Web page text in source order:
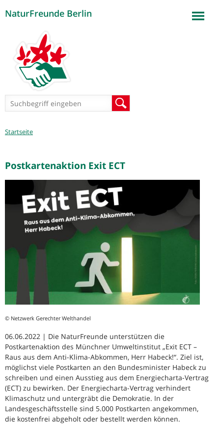
NaturFreunde Berlin
Suchformular
Sie
Startseite
Postkartenaktion Exit ECT
© Netzwerk Gerechter Welthandel
06.06.2022 | Die NaturFreunde unterstützen die
Postkartenaktion des Münchner Umweltinstitut „Exit ECT –
Raus aus dem Anti-Klima-Abkommen, Herr Habeck!“. Ziel ist,
möglichst viele Postkarten an den Bundesminister Habeck zu
schreiben und einen Ausstieg aus dem Energiecharta-Vertrag
(ECT) zu bewirken. Der Energiecharta-Vertrag verhindert
Klimaschutz und untergräbt die Demokratie. In der
Landesgeschäftsstelle sind 5.000 Postkarten angekommen,
die kostenfrei abgeholt oder bestellt werden können.